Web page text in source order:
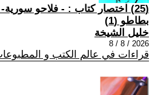
(25) اختصار كتاب : - فلاحو
بطاطو (1)
خليل الشيخة
2026 / 8 / 8
قراءات في عالم الكتب و